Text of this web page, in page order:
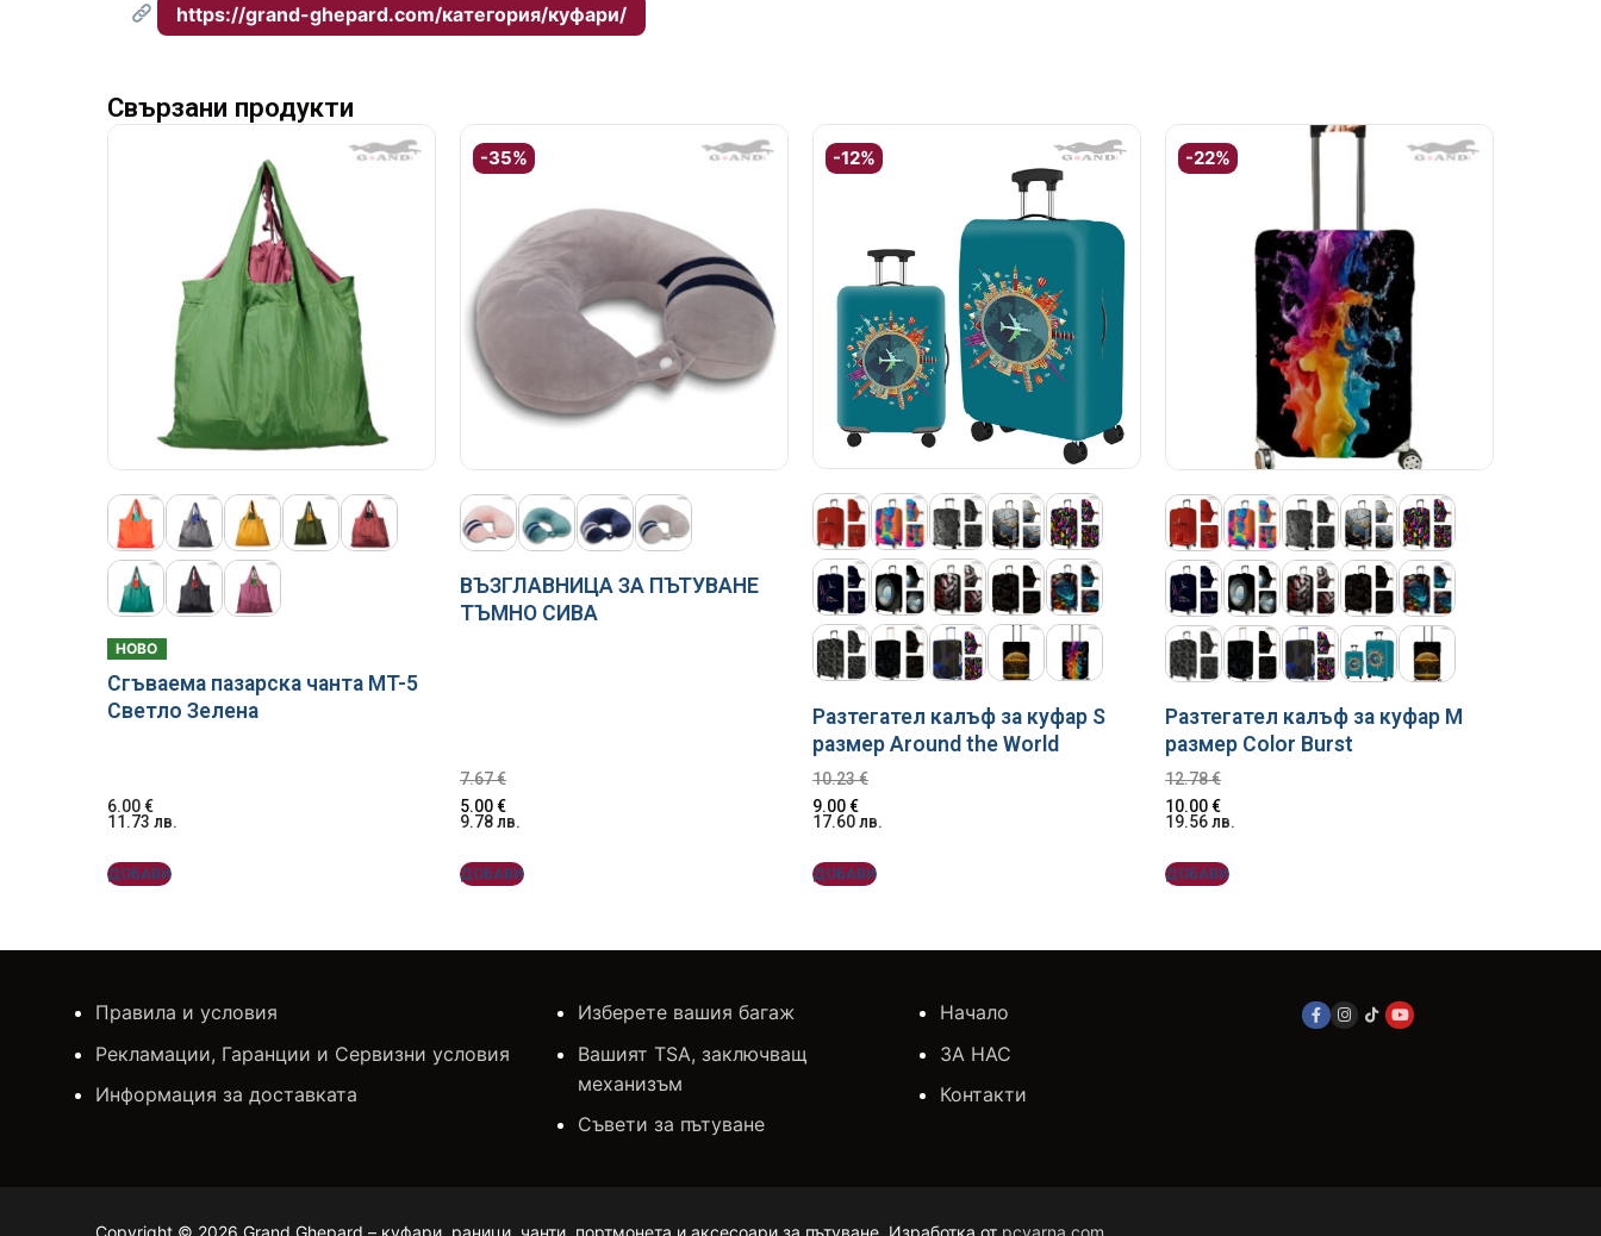
https://grand-ghepard.com/категория/куфари/
Свързани продукти
НОВО
Сгъваема пазарска чанта MT-5
Светло Зелена
6.00€
11.73 лв.
ДОБАВИ
-35%
ВЪЗГЛАВНИЦА ЗА ПЪТУВАНЕ
ТЪМНО СИВА
7.67€
5.00€
9.78лв.
ДОБАВИ
-12%
Разтегател калъф за куфар S
размер Around the World
10.23€
9.00€
17.60лв.
ДОБАВИ
-22%
Разтегател калъф за куфар M
размер Color Burst
12.78€
10.00€
19.56лв.
ДОБАВИ
Правила и условия
Рекламации, Гаранции и Сервизни условия
Информация за доставката
Изберете вашия багаж
Вашият TSA, заключващ
механизъм
Съвети за пътуване
Начало
ЗА НАС
Контакти
Copyright © 2026 Grand Ghepard – куфари, раници, чанти, портмонета и аксесоари за пътуване. Изработка от pcvarna.com